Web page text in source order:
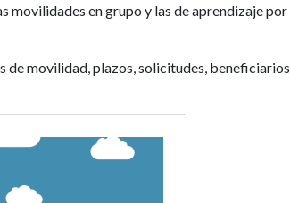
movilidades en grupo y las de aprendizaje por
de movilidad, plazos, solicitudes, beneficiarios,